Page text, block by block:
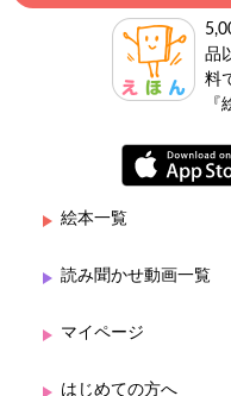
品
料
絵本一覧
読み聞かせ動画一覧
マイページ
はじめての方へ